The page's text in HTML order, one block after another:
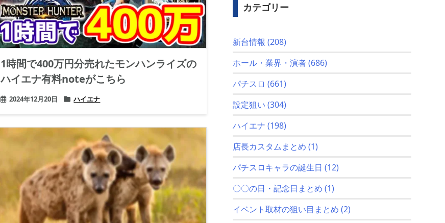
1時間で400万円分売れたモンハンライズの
ハイエナ有料noteがこちら
2024年12月20日 ハイエナ
カテゴリー
新台情報 (208)
ホール・業界・演者(686)
パチスロ (661)
設定狙い (304)
ハイエナ (198)
店長カスタムまとめ (1)
パチスロキャラの誕生日 (12)
〇〇の日・記念日まとめ (1)
イベント取材の狙い目まとめ (2)